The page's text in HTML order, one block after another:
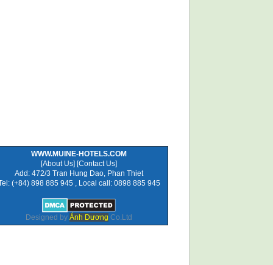
WWW.MUINE-HOTELS.COM
[About Us] [Contact Us]
Add: 472/3 Tran Hung Dao, Phan Thiet
(+84) 898 885 945 , Local call: 0898 885 945
Designed by Ánh Dương Co.Ltd